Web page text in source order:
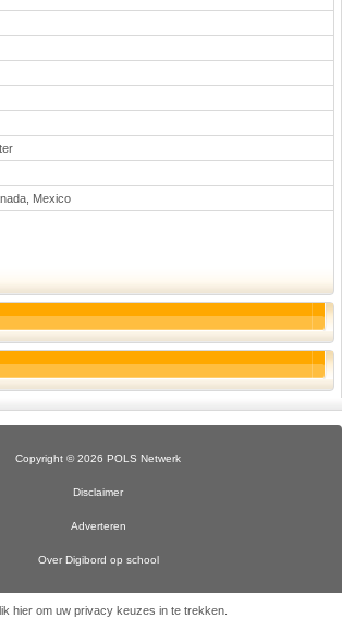
Mexico
Copyright © 2026 POLS Netwerk
Disclaimer
Adverteren
Over Digibord op school
hier om uw privacy keuzes in te trekken.